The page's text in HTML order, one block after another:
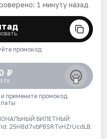
1 минуту назад
промокод
₽
примените промокод
БИЛЕТНЫЙ
25H8d7vbP8SRTvHZrUcdLB.